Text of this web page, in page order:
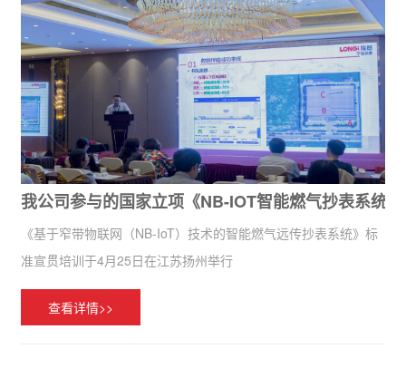
我公司参与的国家立项《NB-IOT智能燃气抄表系统
《基于窄带物联网（NB-IoT）技术的智能燃气远传抄表系统》标
准宣贯培训于4月25日在江苏扬州举行
查看详情>>